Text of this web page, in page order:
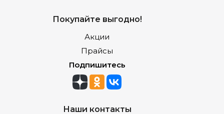
Покупайте выгодно!
Акции
Прайсы
Подпишитесь
Наши контакты